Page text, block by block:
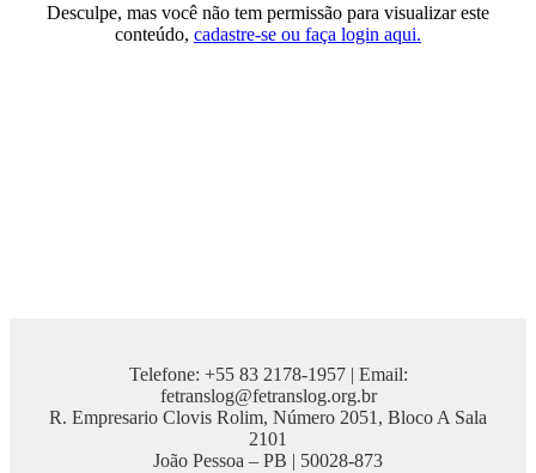
Desculpe, mas você não tem permissão para visualizar este
conteúdo, cadastre-se ou faça login aqui.
Telefone: +55 83 2178-1957 | Email:
fetranslog@fetranslog.org.br
R. Empresario Clovis Rolim, Número 2051, Bloco A Sala
2101
João Pessoa – PB | 50028-873